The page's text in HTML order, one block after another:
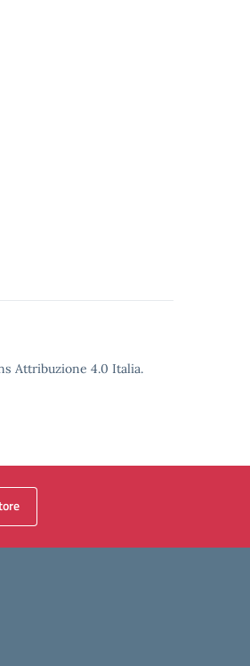
Attribuzione 4.0 Italia.